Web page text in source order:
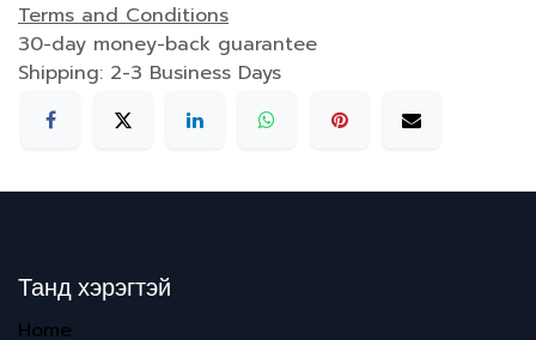
Terms and Conditions
30-day money-back guarantee
Shipping: 2-3 Business Days
Танд хэрэгтэй
Home